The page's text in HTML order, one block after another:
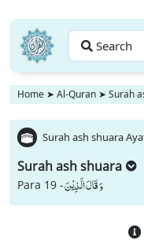
Search
Home ➤ Al-Quran ➤ Surah
Surah ash shuara
Surah ash shuara
Para 19 -وَ قَالَ الَّذِیْنَ